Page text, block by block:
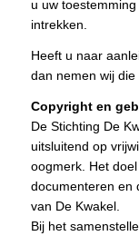
u uw
intrekken.
Heeft u naar
dan nemen wij die
Copyright en
De Stichting De
uitsluitend op
oogmerk. Het
documenteren en
van De Kwakel.
Bij het